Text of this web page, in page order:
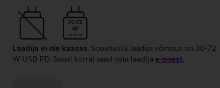
30-72
W
USB PD
Laadija ei ole kaasas. Soovituslik laadija võimsus on 30-72
W USB PD. Soovi korral saad osta laadija e‑poest.